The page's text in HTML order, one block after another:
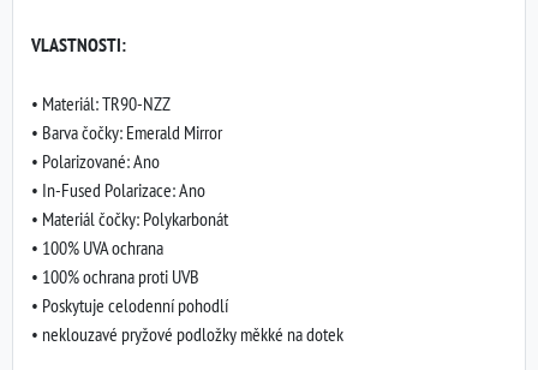
VLASTNOSTI:
• Materiál: TR90-NZZ
• Barva čočky: Emerald Mirror
• Polarizované: Ano
• In-Fused Polarizace: Ano
• Materiál čočky: Polykarbonát
• 100% UVA ochrana
• 100% ochrana proti UVB
• Poskytuje celodenní pohodlí
• neklouzavé pryžové podložky měkké na dotek